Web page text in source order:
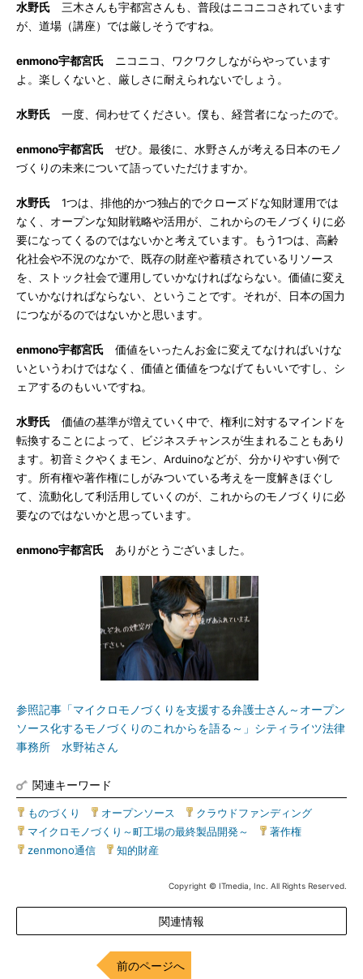
水野氏 三木さんも宇都宮さんも、普段はニコニコされています
が、道場（講座）では厳しそうですね。
enmono宇都宮氏 ニコニコ、ワクワクしながらやっています
よ。楽しくないと、厳しさに耐えられないでしょう。
水野氏 一度、伺わせてください。僕も、経営者になったので。
enmono宇都宮氏 ぜひ。最後に、水野さんが考える日本のモノ
づくりの未来について語っていただけますか。
水野氏 1つは、排他的かつ独占的でクローズドな知財運用では
なく、オープンな知財戦略や活用が、これからのモノづくりに必
要になってくるのではないかと考えています。もう1つは、高齢
化社会や不況のなかで、既存の財産や蓄積されているリソース
を、ストック社会で運用していかなければならない。価値に変え
ていかなければならない、ということです。それが、日本の国力
につながるのではないかと思います。
enmono宇都宮氏 価値をいったんお金に変えてなければいけな
いというわけではなく、価値と価値をつなげてもいいですし、シ
ェアするのもいいですね。
水野氏 価値の基準が増えていく中で、権利に対するマインドを
転換することによって、ビジネスチャンスが生まれることもあり
ます。初音ミクやくまモン、Arduinoなどが、分かりやすい例で
す。所有権や著作権にしがみついている考えを一度解きほぐし
て、流動化して利活用していくのが、これからのモノづくりに必
要なのではないかと思っています。
enmono宇都宮氏 ありがとうございました。
参照記事「マイクロモノづくりを支援する弁護士さん～オープン
ソース化するモノづくりのこれからを語る～」シティライツ法律
事務所 水野祐さん
関連キーワード
ものづくり オープンソース クラウドファンディング
マイクロモノづくり～町工場の最終製品開発～
著作権
zenmono通信
知的財産
Copyright © ITmedia, Inc. All Rights Reserved.
関連情報
前のページへ